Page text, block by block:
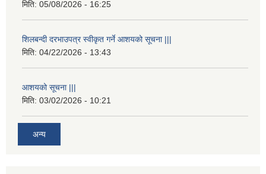
मिति: 05/08/2026 - 16:25
शिलबन्दी दरभाउपत्र स्वीकृत गर्ने आशयको सूचना |||
मिति: 04/22/2026 - 13:43
आशयको सूचना |||
मिति: 03/02/2026 - 10:21
अन्य